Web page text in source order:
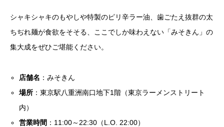
シャキシャキのもやしや特製のピリ辛ラー油、歯ごたえ抜群の太
ちぢれ麺が食欲をそそる、ここでしか味わえない「みそきん」の
集大成をぜひご堪能ください。
店舗名 ：みそきん
場所 ：東京駅八重洲南口地下1階（東京ラーメンストリート
内）
営業時間 ：11:00～22:30（L.O. 22:00）